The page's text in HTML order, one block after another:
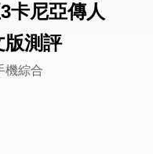
卡尼亞傳人
版測評
機綜合